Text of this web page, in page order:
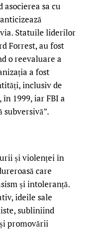
asocierea sa cu
Statuile liderilor
Forrest, au fost
o reevaluare a
a fost
inclusiv de
1999, iar FBI a
și violenței în
care
și intoleranță.
ideile sale
subliniind
promovării